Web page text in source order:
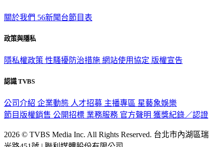
關於我們 56新聞台節目表
政策與隱私
隱私權政策 性騷擾防治措施 網站使用協定 版權宣告
認識 TVBS
公司介紹 企業動態 人才招募 主播專區 星藝象娛樂
節目版權銷售 公開招標 業務服務 官方聲明 獲獎紀錄／認證
2026 © TVBS Media Inc. All Rights Reserved. 台北市內湖區瑞